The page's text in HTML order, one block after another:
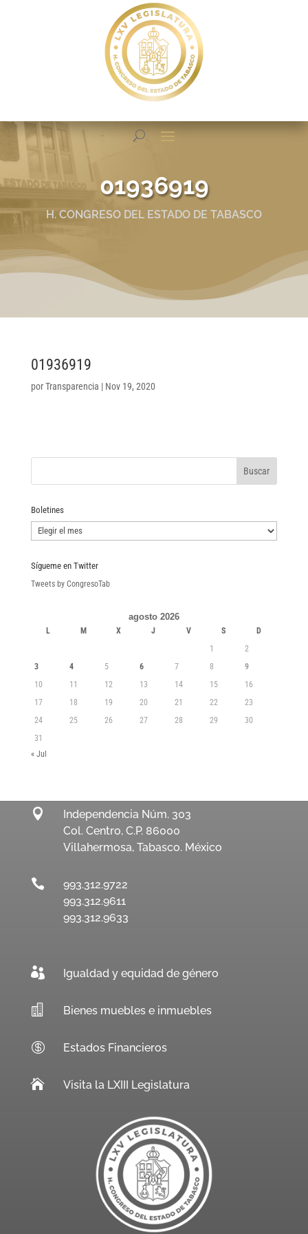
01936919
H. CONGRESO DEL ESTADO DE TABASCO
01936919
porTransparencia | Nov 19, 2020
Boletines
Boletines
Sígueme en Twitter
Tweets by CongresoTab
agosto 2026
L M X J V S
D
1
2
3
4 5 6 7 8
9
10
11 12 13 14 15
16
17
18 19 20 21 22
23
24
25 26 27 28 29
30
31
« Jul

Independencia Núm. 303
Col. Centro, C.P. 86000
Villahermosa, Tabasco. México

993.312.9722
993.312.9611
993.312.9633
 Igualdad y equidad de género
 Bienes muebles e inmuebles
 Estados Financieros
 Visita la LXIII Legislatura